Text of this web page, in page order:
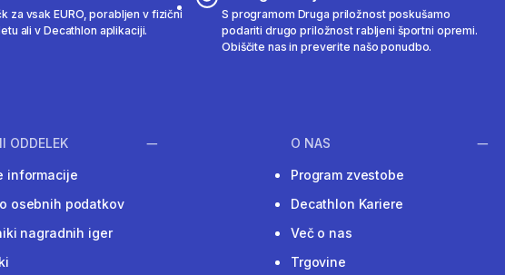
za vsak EURO, porabljen v fizični
ali v Decathlon aplikaciji.
S programom Druga priložnost poskušamo
podariti drugo priložnost rabljeni športni opremi.
Obiščite nas in preverite našo ponudbo.
ODDELEK
informacije
osebnih podatkov
nagradnih iger
O NAS
Program zvestobe
Decathlon Kariere
Več o nas
Trgovine